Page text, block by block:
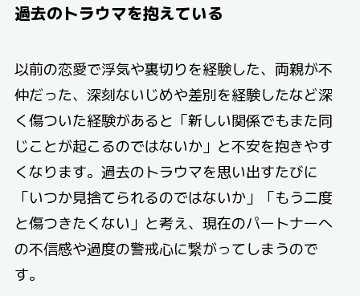
過去のトラウマを抱えている
以前の恋愛で浮気や裏切りを経験した、両親が不
仲だった、深刻ないじめや差別を経験したなど深
く傷ついた経験があると「新しい関係でもまた同
じことが起こるのではないか」と不安を抱きやす
くなります。過去のトラウマを思い出すたびに
「いつか見捨てられるのではないか」「もう二度
と傷つきたくない」と考え、現在のパートナーへ
の不信感や過度の警戒心に繋がってしまうので
す。